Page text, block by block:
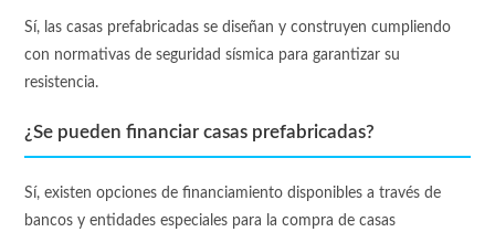
Sí, las casas prefabricadas se diseñan y construyen cumpliendo
con normativas de seguridad sísmica para garantizar su
resistencia.
¿Se pueden financiar casas prefabricadas?
Sí, existen opciones de financiamiento disponibles a través de
bancos y entidades especiales para la compra de casas